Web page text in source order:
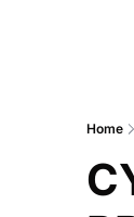
Home